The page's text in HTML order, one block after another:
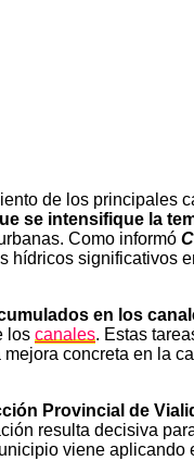
de los principales
se intensifique la
Como informó
significativos
en los
los canales. Estas
concreta en la
Provincial de
resulta decisiva
viene